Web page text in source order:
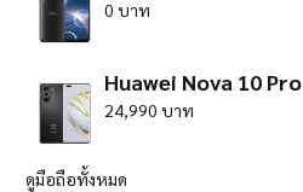
0 บาท
Huawei Nova 10 Pro
24,990 บาท
ดูมือถือทั้งหมด